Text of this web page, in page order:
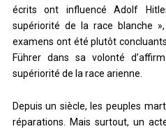
écrits ont influencé Adolf
supériorité de la race blanche
examens ont été plutôt
Führer dans sa volonté
supériorité de la race arienne.
Depuis un siècle, les peuples
réparations. Mais surtout, un